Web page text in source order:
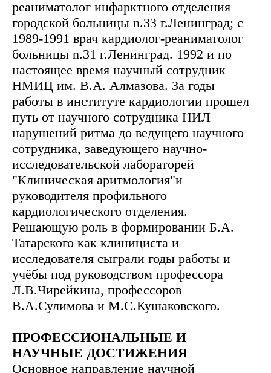
реаниматолог инфарктного отделения
городской больницы n.33 г.Ленинград; с
1989-1991 врач кардиолог-реаниматолог
больницы n.31 г.Ленинград. 1992 и по
настоящее время научный сотрудник
НМИЦ им. В.А. Алмазова. За годы
работы в институте кардиологии прошел
путь от научного сотрудника НИЛ
нарушений ритма до ведущего научного
сотрудника, заведующего научно-
исследовательской лабораторей
"Клиническая аритмология"и
руководителя профильного
кардиологического отделения.
Решающую роль в формировании Б.А.
Татарского как клинициста и
исследователя сыграли годы работы и
учёбы под руководством профессора
Л.В.Чирейкина, профессоров
В.А.Сулимова и М.С.Кушаковского.
ПРОФЕССИОНАЛЬНЫЕ И
НАУЧНЫЕ ДОСТИЖЕНИЯ
Основное направление научной